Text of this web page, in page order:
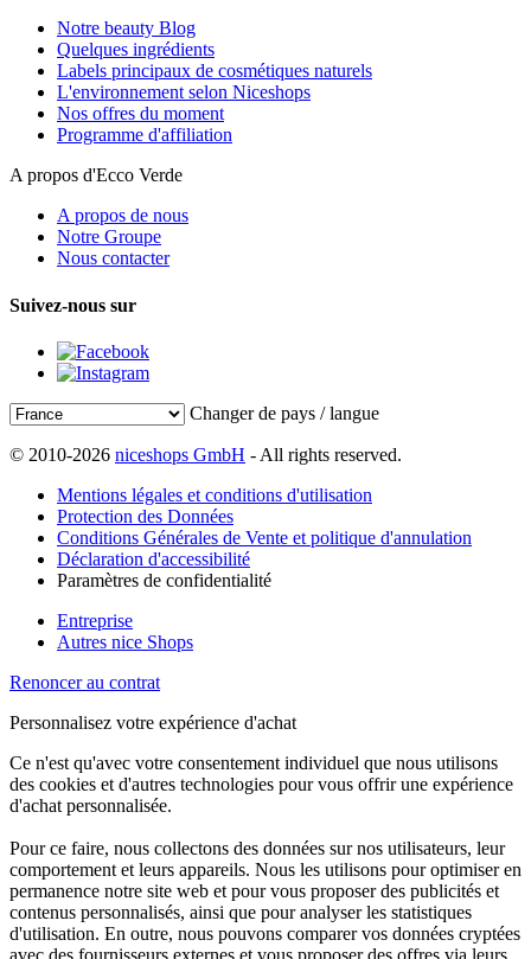
Notre beauty Blog
Quelques ingrédients
Labels principaux de cosmétiques naturels
L'environnement selon Niceshops
Nos offres du moment
Programme d'affiliation
A propos d'Ecco Verde
A propos de nous
Notre Groupe
Nous contacter
Suivez-nous sur
Changer de pays / langue
© 2010-2026 niceshops GmbH - All rights reserved.
Mentions légales et conditions d'utilisation
Protection des Données
Conditions Générales de Vente et politique d'annulation
Déclaration d'accessibilité
Paramètres de confidentialité
Entreprise
Autres nice Shops
Renoncer au contrat
Personnalisez votre expérience d'achat
Ce n'est qu'avec votre consentement individuel que nous utilisons
des cookies et d'autres technologies pour vous offrir une expérience
d'achat personnalisée.
Pour ce faire, nous collectons des données sur nos utilisateurs, leur
comportement et leurs appareils. Nous les utilisons pour optimiser en
permanence notre site web et pour vous proposer des publicités et
contenus personnalisés, ainsi que pour analyser les statistiques
d'utilisation. En outre, nous pouvons comparer vos données cryptées
avec des fournisseurs externes et vous proposer des offres via leurs